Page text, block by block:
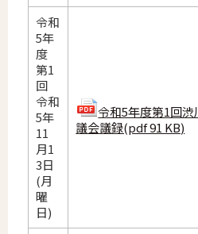
令和
5年
度
第1
回
令和
5年
11
月1
3日
(月
曜
日)
令和5年度第1回
議会議録(pdf 91 KB)